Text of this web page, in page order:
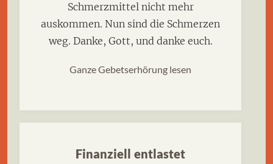
Schmerzmittel nicht mehr
auskommen. Nun sind die Schmerzen
weg. Danke, Gott, und danke euch.
Ganze Gebetserhörung lesen
Finanziell entlastet